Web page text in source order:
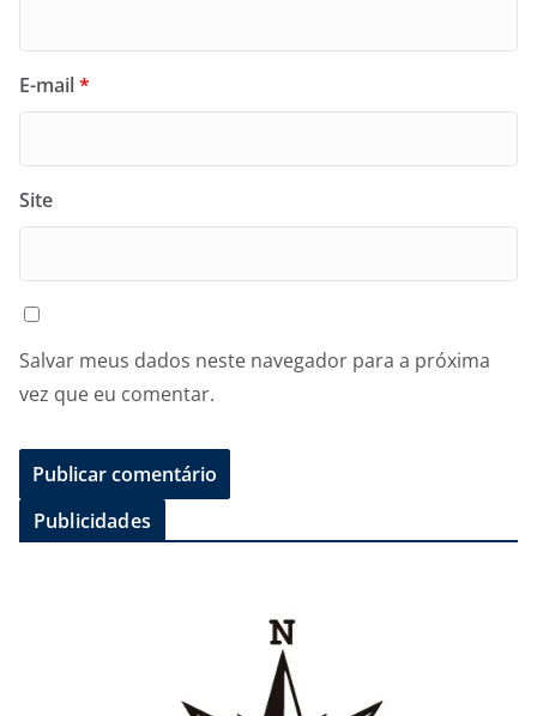
E-mail*
Site
Salvar meus dados neste navegador para a próxima
vez que eu comentar.
Publicidades